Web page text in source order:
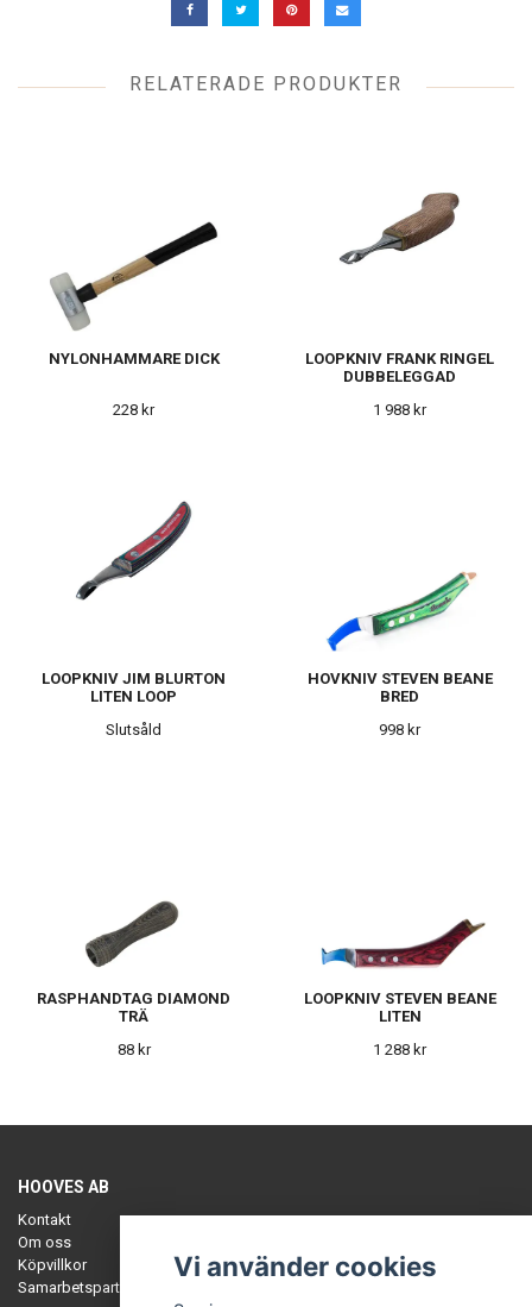
RELATERADE PRODUKTER
NYLONHAMMARE DICK
228 kr
LOOPKNIV FRANK RINGEL
DUBBELEGGAD
1 988 kr
LOOPKNIV JIM BLURTON
LITEN LOOP
Slutsåld
HOVKNIV STEVEN BEANE
BRED
998 kr
RASPHANDTAG DIAMOND
TRÄ
88 kr
LOOPKNIV STEVEN BEANE
LITEN
1 288 kr
HOOVES AB
Kontakt
Om oss
Köpvillkor
Samarbetspartners
Vi använder cookies